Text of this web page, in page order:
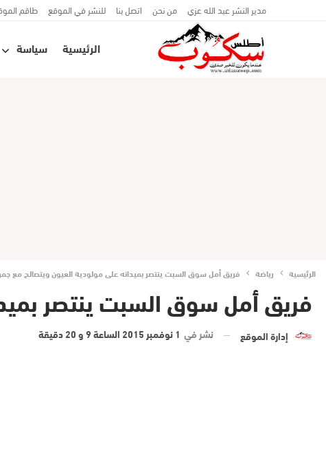
مدير النشر عبد الله عزي من نحن اتصل بنا للنشر في الموقع طاقم
الرئيسية سياسة
الرئيسية رياضة فريق أمل سوق السبت ينتصر بميدانه على مولودية العيون ويتصالح مع
فريق أمل سوق السبت ينتصر
إدارة الموقع نشر في 1 نوفمبر 2015 الساعة 9 و 20 دقيقة